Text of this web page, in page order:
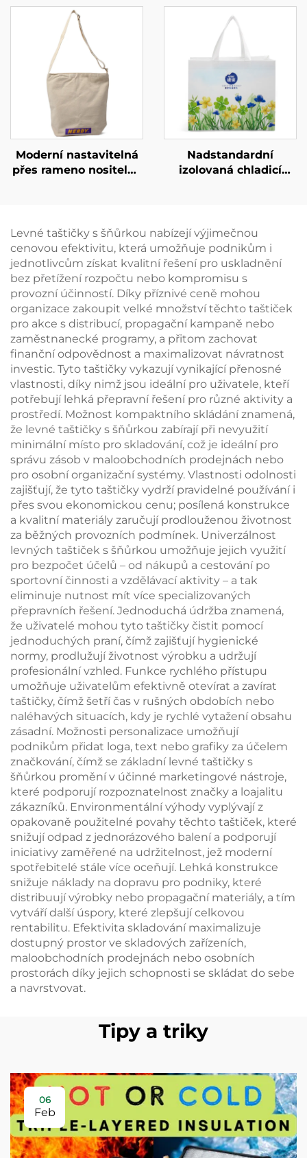
nutnost
jedinečný umělecký
dárek pro branding
Moderní nastavitelná
přes rameno nositelná
Nadstandardní
izolovaná chladicí
taška s motivem
ptáků a květin
Levné taštičky s šňůrkou nabízejí výjimečnou
cenovou efektivitu, která umožňuje podnikům i
jednotlivcům získat kvalitní řešení pro uskladnění
bez přetížení rozpočtu nebo kompromisu s
provozní účinností. Díky příznivé ceně mohou
organizace zakoupit velké množství těchto taštiček
pro akce s distribucí, propagační kampaně nebo
zaměstnanecké programy, a přitom zachovat
finanční odpovědnost a maximalizovat návratnost
investic. Tyto taštičky vykazují vynikající přenosné
vlastnosti, díky nimž jsou ideální pro uživatele, kteří
potřebují lehká přepravní řešení pro různé aktivity a
prostředí. Možnost kompaktního skládání znamená,
že levné taštičky s šňůrkou zabírají při nevyužití
minimální místo pro skladování, což je ideální pro
správu zásob v maloobchodních prodejnách nebo
pro osobní organizační systémy. Vlastnosti odolnosti
zajišťují, že tyto taštičky vydrží pravidelné používání i
přes svou ekonomickou cenu; posílená konstrukce
a kvalitní materiály zaručují prodlouženou životnost
za běžných provozních podmínek. Univerzálnost
levných taštiček s šňůrkou umožňuje jejich využití
pro bezpočet účelů – od nákupů a cestování po
sportovní činnosti a vzdělávací aktivity – a tak
eliminuje nutnost mít více specializovaných
přepravních řešení. Jednoduchá údržba znamená,
že uživatelé mohou tyto taštičky čistit pomocí
jednoduchých praní, čímž zajišťují hygienické
normy, prodlužují životnost výrobku a udržují
profesionální vzhled. Funkce rychlého přístupu
umožňuje uživatelům efektivně otevírat a zavírat
taštičky, čímž šetří čas v rušných obdobích nebo
naléhavých situacích, kdy je rychlé vytažení obsahu
zásadní. Možnosti personalizace umožňují
podnikům přidat loga, text nebo grafiky za účelem
značkování, čímž se základní levné taštičky s
šňůrkou promění v účinné marketingové nástroje,
které podporují rozpoznatelnost značky a loajalitu
zákazníků. Environmentální výhody vyplývají z
opakovaně použitelné povahy těchto taštiček, které
snižují odpad z jednorázového balení a podporují
iniciativy zaměřené na udržitelnost, jež moderní
spotřebitelé stále více oceňují. Lehká konstrukce
snižuje náklady na dopravu pro podniky, které
distribuují výrobky nebo propagační materiály, a tím
vytváří další úspory, které zlepšují celkovou
rentabilitu. Efektivita skladování maximalizuje
dostupný prostor ve skladových zařízeních,
maloobchodních prodejnách nebo osobních
prostorách díky jejich schopnosti se skládat do sebe
a navrstvovat.
Tipy a triky
06
Feb